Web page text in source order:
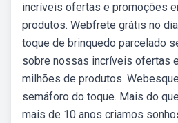
incríveis ofertas e promoções
produtos. Webfrete grátis no
toque de brinquedo parcelado
sobre nossas incríveis ofertas
milhões de produtos.
semáforo do toque. Mais do
mais de 10 anos criamos